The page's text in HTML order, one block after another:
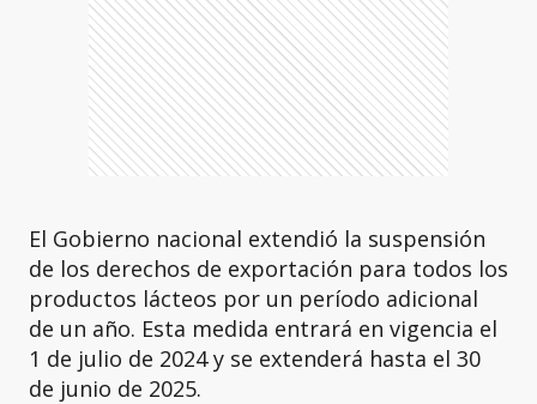
El Gobierno nacional extendió la suspensión
de los derechos de exportación para todos los
productos lácteos por un período adicional
de un año. Esta medida entrará en vigencia el
1 de julio de 2024 y se extenderá hasta el 30
de junio de 2025.